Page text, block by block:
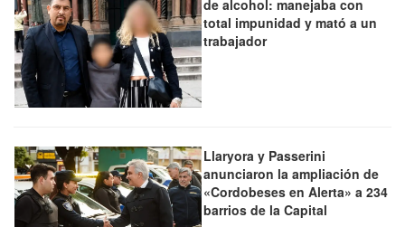
de alcohol: manejaba con
total impunidad y mató a un
trabajador
Llaryora y Passerini
anunciaron la ampliación de
«Cordobeses en Alerta» a 234
barrios de la Capital